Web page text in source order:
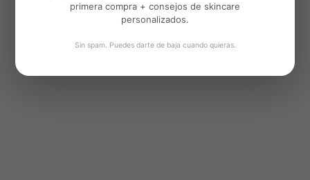
primera compra + consejos de skincare
personalizados.
Sin spam. Puedes darte de baja cuando quieras.